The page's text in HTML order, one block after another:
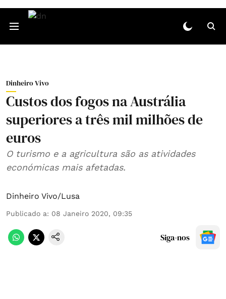
Dinheiro Vivo
Custos dos fogos na Austrália
superiores a três mil milhões de
euros
O turismo e a agricultura são as atividades
económicas mais afetadas.
Dinheiro Vivo/Lusa
Publicado a: 08 Janeiro 2020, 09:35
Siga-nos